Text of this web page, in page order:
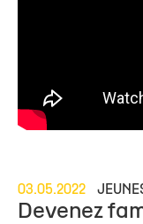
03.05.2022
Devenez